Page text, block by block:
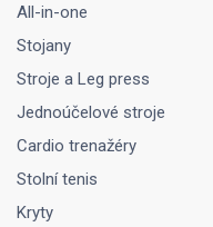
All-in-one
Stojany
Stroje a Leg press
Jednoúčelové stroje
Cardio trenažéry
Stolní tenis
Kryty